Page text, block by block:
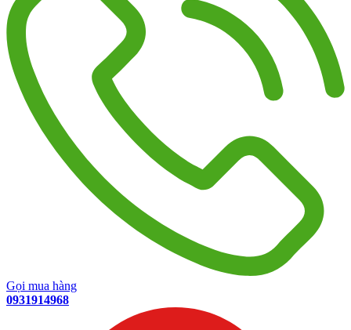
Gọi mua hàng
0931914968